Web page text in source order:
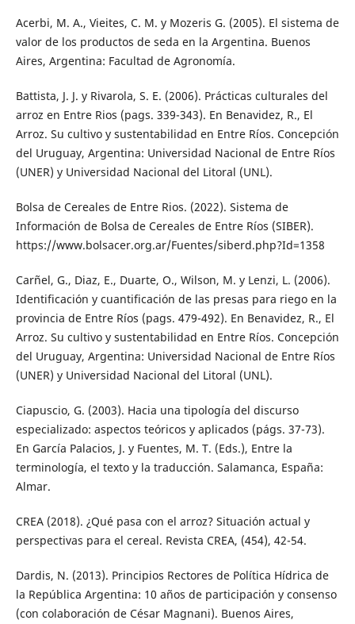
Acerbi, M. A., Vieites, C. M. y Mozeris G. (2005). El sistema de
valor de los productos de seda en la Argentina. Buenos
Aires, Argentina: Facultad de Agronomía.
Battista, J. J. y Rivarola, S. E. (2006). Prácticas culturales del
arroz en Entre Rios (pags. 339-343). En Benavidez, R., El
Arroz. Su cultivo y sustentabilidad en Entre Ríos. Concepción
del Uruguay, Argentina: Universidad Nacional de Entre Ríos
(UNER) y Universidad Nacional del Litoral (UNL).
Bolsa de Cereales de Entre Rios. (2022). Sistema de
Información de Bolsa de Cereales de Entre Ríos (SIBER).
https://www.bolsacer.org.ar/Fuentes/siberd.php?Id=1358
Carñel, G., Diaz, E., Duarte, O., Wilson, M. y Lenzi, L. (2006).
Identificación y cuantificación de las presas para riego en la
provincia de Entre Ríos (pags. 479-492). En Benavidez, R., El
Arroz. Su cultivo y sustentabilidad en Entre Ríos. Concepción
del Uruguay, Argentina: Universidad Nacional de Entre Ríos
(UNER) y Universidad Nacional del Litoral (UNL).
Ciapuscio, G. (2003). Hacia una tipología del discurso
especializado: aspectos teóricos y aplicados (págs. 37-73).
En García Palacios, J. y Fuentes, M. T. (Eds.), Entre la
terminología, el texto y la traducción. Salamanca, España:
Almar.
CREA (2018). ¿Qué pasa con el arroz? Situación actual y
perspectivas para el cereal. Revista CREA, (454), 42-54.
Dardis, N. (2013). Principios Rectores de Política Hídrica de
la República Argentina: 10 años de participación y consenso
(con colaboración de César Magnani). Buenos Aires,